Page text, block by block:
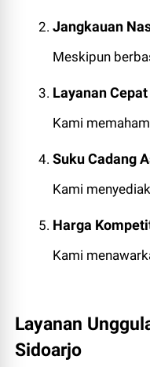
Jangkauan
Meskipun
Layanan
Kami
Suku Cadang
Kami
Harga
Kami
Layanan
Sidoarjo